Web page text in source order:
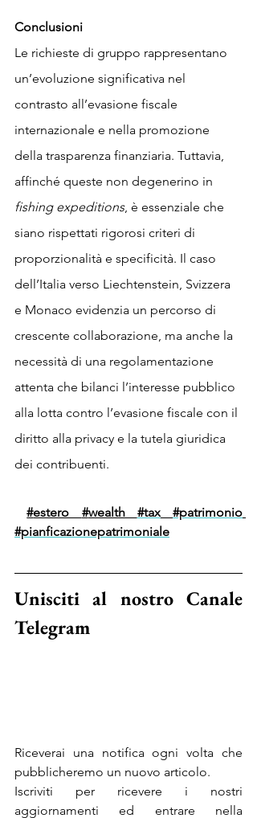
Conclusioni
Le richieste di gruppo rappresentano
un’evoluzione significativa nel
contrasto all’evasione fiscale
internazionale e nella promozione
della trasparenza finanziaria. Tuttavia,
affinché queste non degenerino in
fishing expeditions, è essenziale che
siano rispettati rigorosi criteri di
proporzionalità e specificità. Il caso
dell’Italia verso Liechtenstein, Svizzera
e Monaco evidenzia un percorso di
crescente collaborazione, ma anche la
necessità di una regolamentazione
attenta che bilanci l’interesse pubblico
alla lotta contro l’evasione fiscale con il
diritto alla privacy e la tutela giuridica
dei contribuenti.
#estero #wealth #tax
#patrimonio
#pianficazionepatrimoniale
Unisciti al nostro Canale
Telegram
Riceverai una notifica ogni volta che
pubblicheremo un nuovo articolo.
Iscriviti per ricevere i nostri